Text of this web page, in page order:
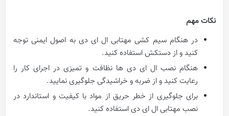
نکات مهم
در هنگام سيم کشی مهتابی ال ای دی به اصول ایمنی توجه
کنید و از دستکش استفاده کنید.
هنگام نصب ال ای دی ها نظافت و تمیزی در اجرای کار را
رعایت کنید و از ضربه و خراشیدگی جلوگیری نمایید.
برای جلوگیری از خطر حریق از مواد با کیفیت و استاندارد در
نصب مهتابی ال ای دی استفاده کنید.